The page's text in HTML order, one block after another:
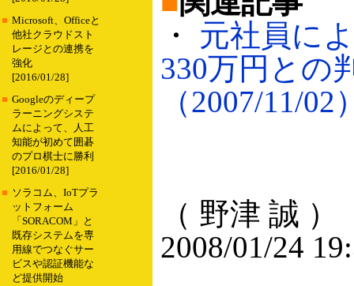
■ Microsoft、Officeと
他社クラウドスト
レージとの連携を
強化
[2016/01/28]
■ Googleのディープ
ラーニングシステ
ムによって、人工
知能が初めて囲碁
のプロ棋士に勝利
[2016/01/28]
■ ソラコム、IoTプラ
ットフォーム
「SORACOM」と
既存システムを専
用線でつなぐサー
ビスや認証機能な
ど提供開始
・ 元社員に
330万円との
（2007/11/02
（ 野津 誠 ）
2008/01/24